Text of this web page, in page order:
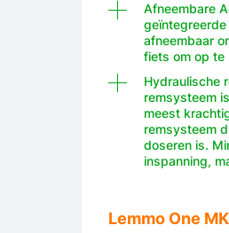
Afneembare
afneembaar
fiets om op te
Hydraulische
remsysteem
meest
remsysteem
doseren is.
inspanning,
Lemmo One